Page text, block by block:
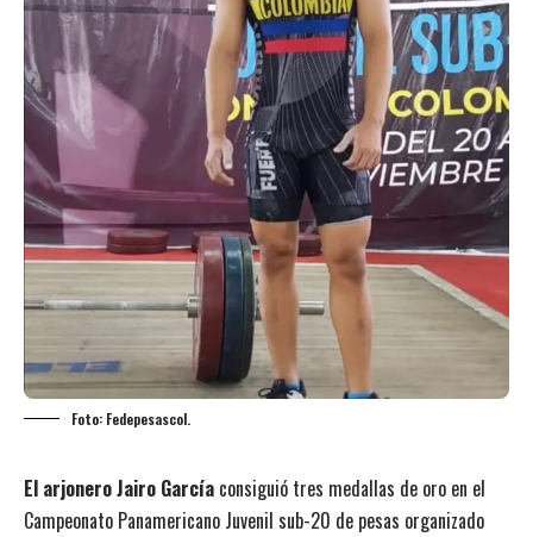
Foto: Fedepesascol.
El arjonero Jairo García consiguió tres medallas de oro en el
Campeonato Panamericano Juvenil sub-20 de pesas organizado